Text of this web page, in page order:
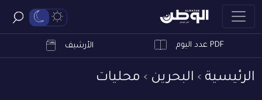
PDF عدد اليوم الأرشيف
الرئيسية البحرين محليات